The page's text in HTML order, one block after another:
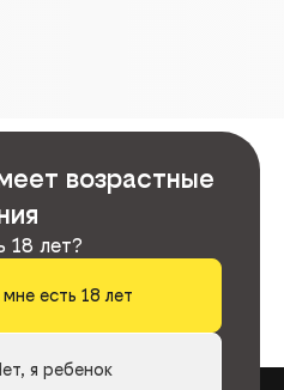
возрастные
18 лет?
есть 18 лет
я ребенок